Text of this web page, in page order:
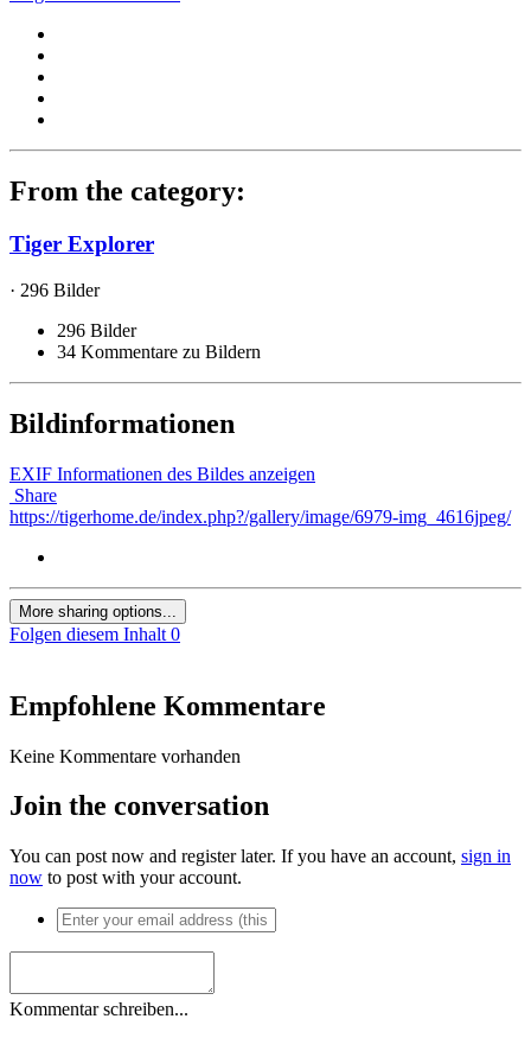
From the category:
Tiger Explorer
· 296 Bilder
296 Bilder
34 Kommentare zu Bildern
Bildinformationen
EXIF Informationen des Bildes anzeigen
Share
https://tigerhome.de/index.php?/gallery/image/6979-img_4616jpeg/
More sharing options...
Folgen diesem Inhalt 0
Empfohlene Kommentare
Keine Kommentare vorhanden
Join the conversation
You can post now and register later. If you have an account, sign in
now to post with your account.
Kommentar schreiben...